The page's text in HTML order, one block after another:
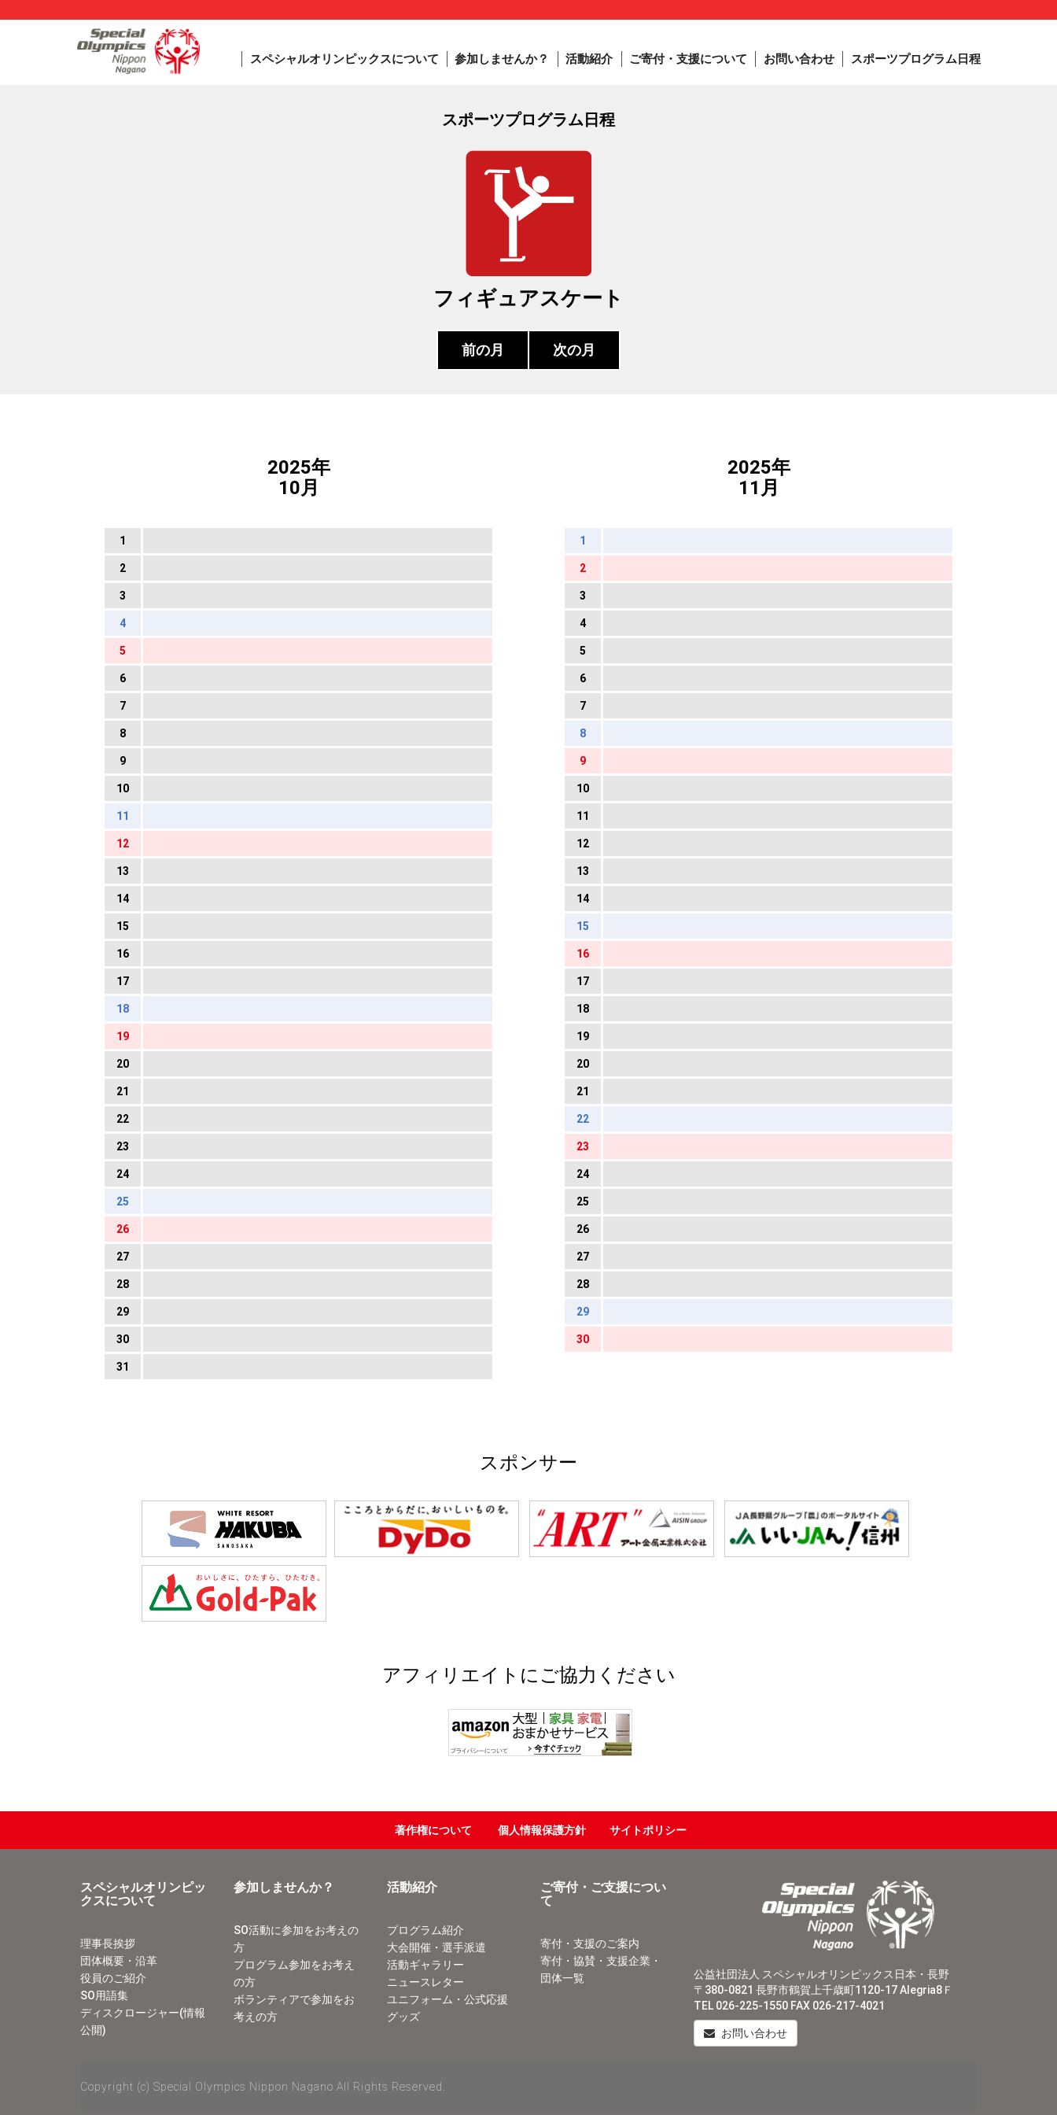
スペシャルオリンピックスについて 参加しませんか？ 活動紹介 ご寄付・支援について お問い合わせ スポーツプログラム日程
スポーツプログラム日程
フィギュアスケート
前の月 次の月
2025年
10月
1
2
3
4
5
6
7
8
9
10
11
12
13
14
15
16
17
18
19
20
21
22
23
24
25
26
27
28
29
30
31
2025年
11月
1
2
3
4
5
6
7
8
9
10
11
12
13
14
15
16
17
18
19
20
21
22
23
24
25
26
27
28
29
30
スポンサー
アフィリエイトにご協力ください
著作権について 個人情報保護方針 サイトポリシー
スペシャルオリンピッ
クスについて
理事長挨拶
団体概要・沿革
役員のご紹介
SO用語集
ディスクロージャー(情報
公開)
参加しませんか？
SO活動に参加をお考えの
方
プログラム参加をお考え
の方
ボランティアで参加をお
考えの方
活動紹介
プログラム紹介
大会開催・選手派遣
活動ギャラリー
ニュースレター
ユニフォーム・公式応援
グッズ
ご寄付・ご支援につい
て
寄付・支援のご案内
寄付・協賛・支援企業・
団体一覧
公益社団法人 スペシャルオリンピックス日本・長野
〒380-0821 長野市鶴賀上千歳町1120-17 Alegria8Ｆ
TEL 026-225-1550 FAX 026-217-4021
お問い合わせ
Copyright (c) Special Olympics Nippon Nagano All Rights Reserved.